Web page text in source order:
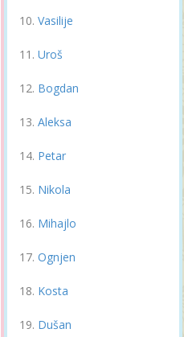
Vasilije
Uroš
Bogdan
Aleksa
Petar
Nikola
Mihajlo
Ognjen
Kosta
Dušan